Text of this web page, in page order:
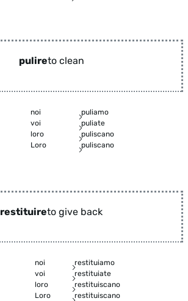
pulireto clean
noi
puliamo
voi
puliate
loro
puliscano
Loro
puliscano
restituireto give back
noi
restituiamo
voi
restituiate
loro
restituiscano
Loro
restituiscano